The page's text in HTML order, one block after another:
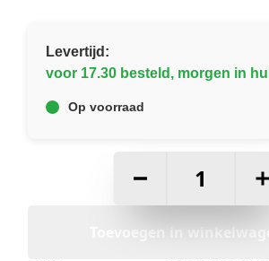
Levertijd:
voor 17.30 besteld, morgen in
Op voorraad
+
Toevoegen in